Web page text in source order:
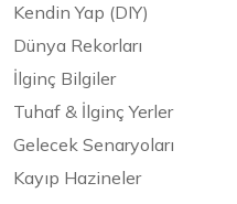
Kendin Yap (DIY)
Dünya Rekorları
İlginç Bilgiler
Tuhaf & İlginç Yerler
Gelecek Senaryoları
Kayıp Hazineler